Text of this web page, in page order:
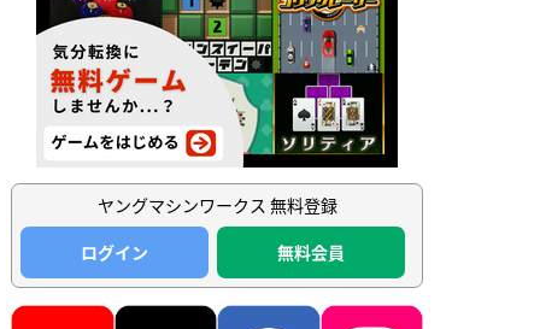
ヤングマシンワークス 無料登録
ログイン
無料会員